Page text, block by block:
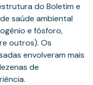
do Boletim e
saúde ambiental
e fósforo,
outros). Os
envolveram mais
de